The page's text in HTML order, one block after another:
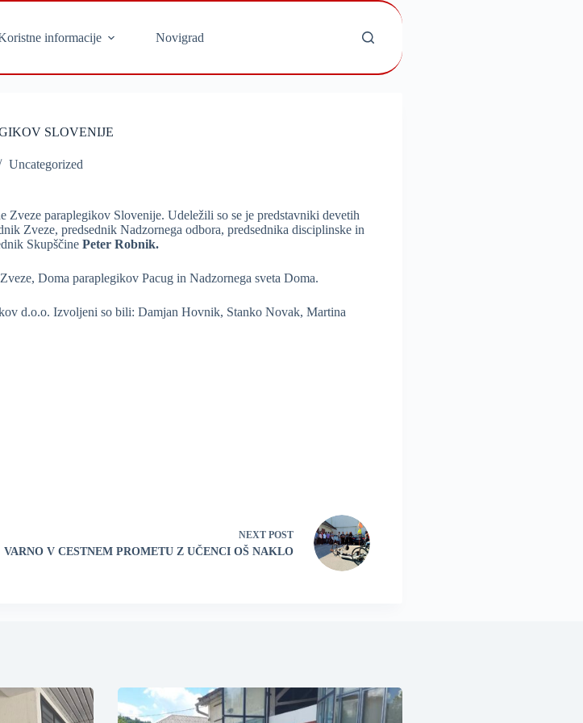
informacije Novigrad
SLOVENIJE
Uncategorized
paraplegikov Slovenije. Udeležili so se je predstavniki devetih
Zveze, predsednik Nadzornega odbora, predsednika disciplinske in
Skupščine Peter Robnik.
Doma paraplegikov Pacug in Nadzornega sveta Doma.
d.o.o. Izvoljeni so bili: Damjan Hovnik, Stanko Novak, Martina
NEXT POST
VARNO V CESTNEM PROMETU Z UČENCI OŠ NAKLO